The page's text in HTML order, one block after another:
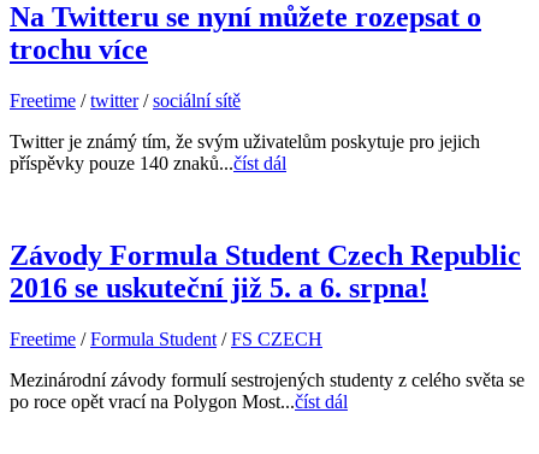
Na Twitteru se nyní můžete rozepsat o
trochu více
Freetime /twitter/sociální sítě
Twitter je známý tím, že svým uživatelům poskytuje pro jejich
příspěvky pouze 140 znaků...číst dál
Závody Formula Student Czech Republic
2016 se uskuteční již 5. a 6. srpna!
Freetime /Formula Student /FS CZECH
Mezinárodní závody formulí sestrojených studenty z celého světa se
po roce opět vrací na Polygon Most...číst dál